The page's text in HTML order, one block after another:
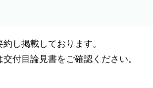
し掲載しております。
付目論見書をご確認ください。